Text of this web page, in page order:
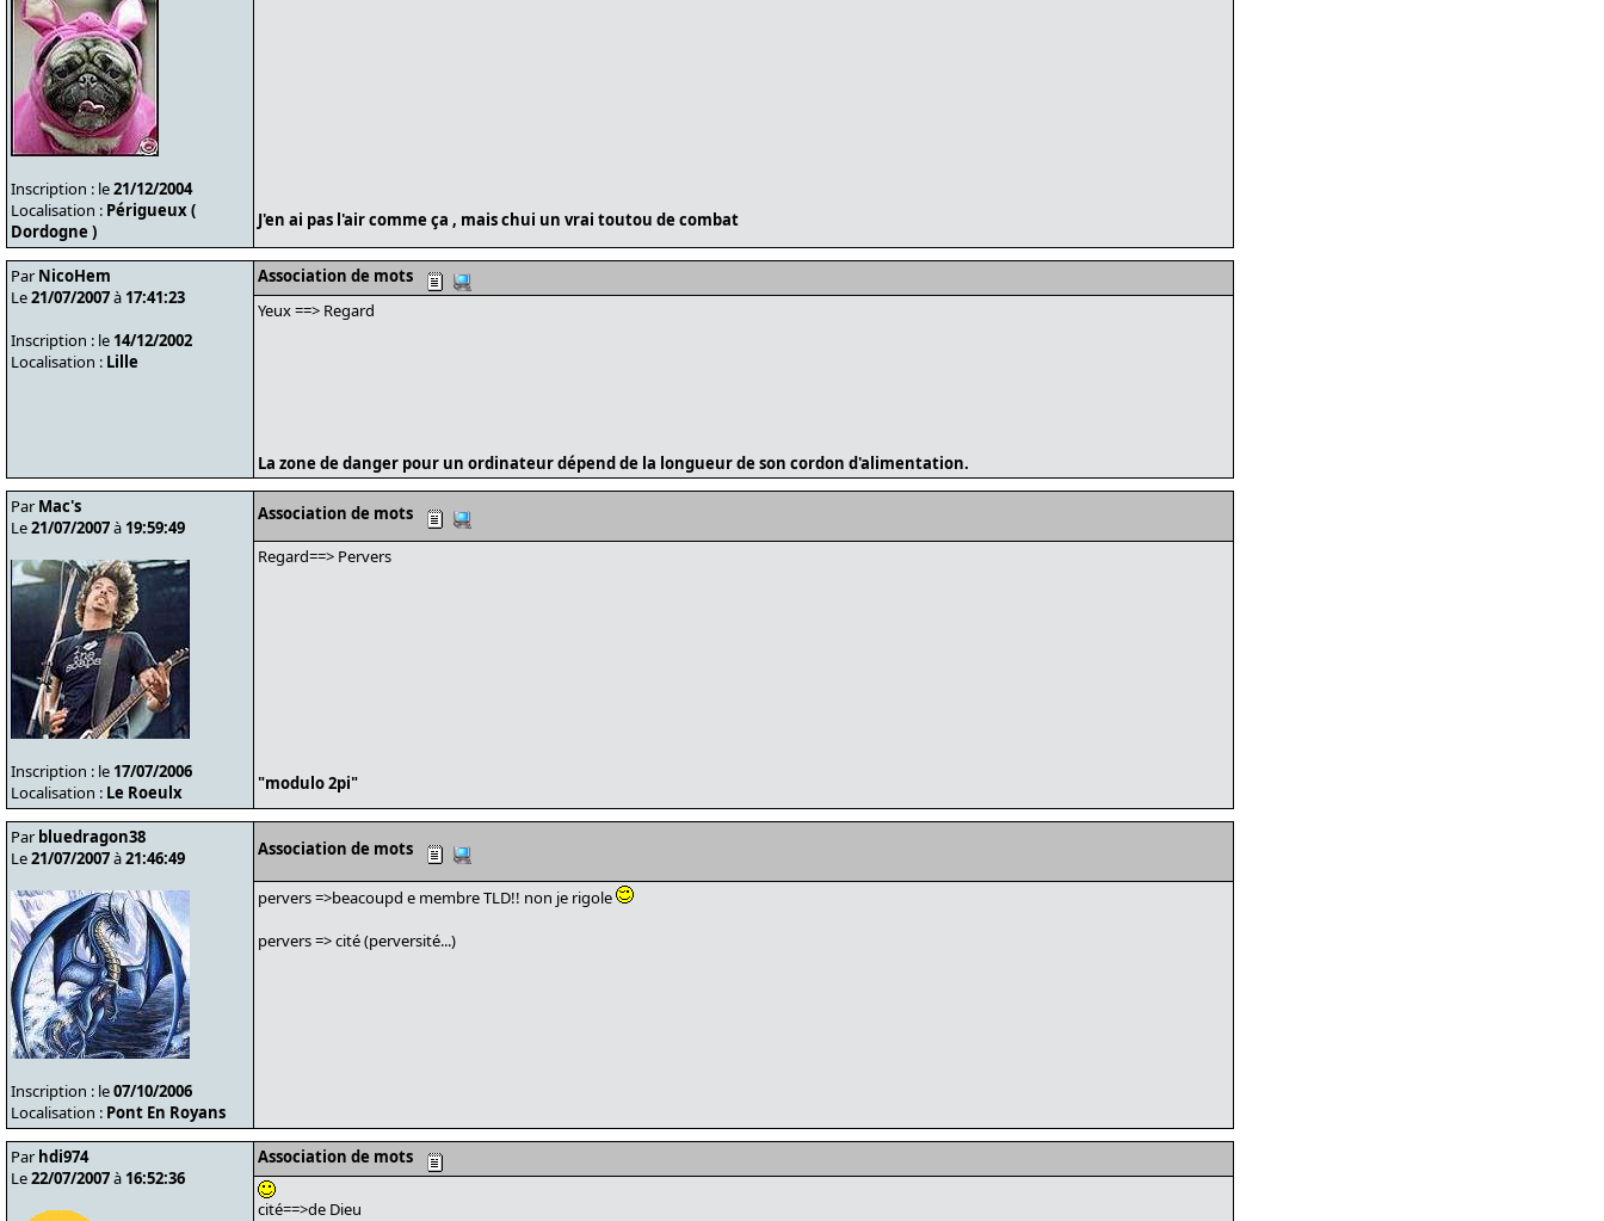
Inscription : le21/12/2004
Localisation : Périgueux (
Dordogne )
J'en ai pas l'air comme ça , mais chui un vrai toutou de combat
Par NicoHem
Le21/07/2007à 17:41:23
Inscription : le 14/12/2002
Localisation : Lille
Association de mots
Yeux ==> Regard
La zone de danger pour un ordinateur dépend de la longueur de son cordon d'alimentation.
Par Mac's
Le21/07/2007à 19:59:49
Inscription : le 17/07/2006
Localisation : Le Roeulx
Association de mots
Regard==> Pervers
"modulo 2pi"
Par bluedragon38
Le21/07/2007à21:46:49
Inscription : le07/10/2006
Localisation : Pont En Royans
Association de mots
pervers =>beacoupd e membre TLD!! non je rigole
pervers => cité (perversité...)
Par hdi974
Le22/07/2007à 16:52:36
Association de mots
cité==>de Dieu